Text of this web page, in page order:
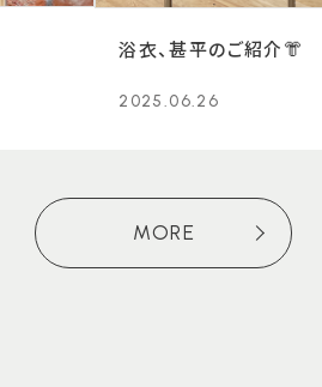
浴衣、甚平のご紹介👘
2025.06.26
MORE